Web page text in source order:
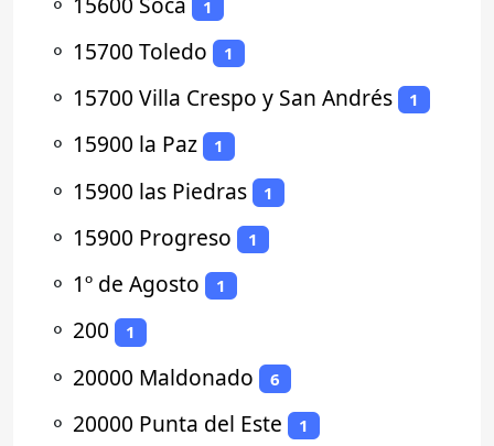
1
⚬ 15700 Toledo 1
⚬ 15700 Villa Crespo y San Andrés 1
⚬ 15900 la Paz 1
⚬ 15900 las Piedras 1
⚬ 15900 Progreso 1
⚬ 1º de Agosto 1
⚬ 200 1
⚬ 20000 Maldonado 6
⚬ 20000 Punta del Este 1